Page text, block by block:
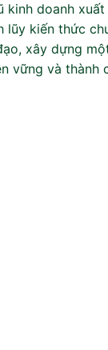
kinh doanh
lũy kiến thức
xây dựng
vững và thành